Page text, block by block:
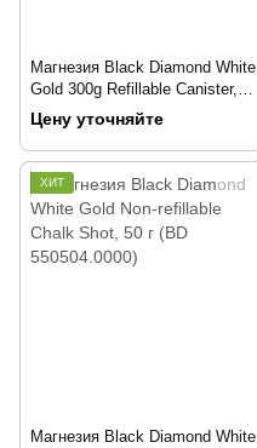
Магнезия Black Diamond White
Gold 300g Refillable Canister,
300 г (BD 550496.0000)
Цену уточняйте
ХИТ
Магнезия Black Diamond White